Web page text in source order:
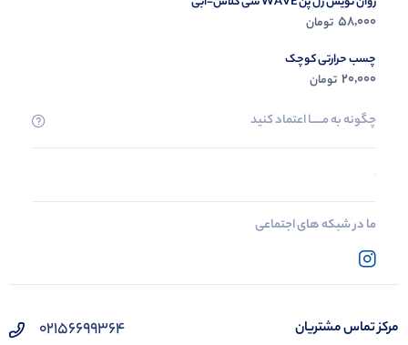
58,000 تومان
چسب حرارتی کوچک
20,000 تومان
چگونه به مــــــا اعتماد کنید
ما در شبکه های اجتماعی
مرکز تماس مشتریان 02156699364